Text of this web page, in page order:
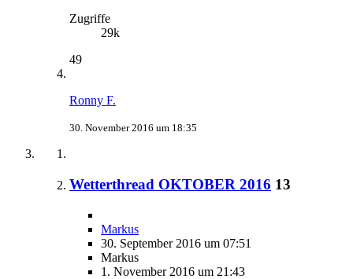
Zugriffe
29k
49
Ronny F.
30. November 2016 um 18:35
Wetterthread OKTOBER 2016 13
Markus
30. September 2016 um 07:51
Markus
1. November 2016 um 21:43